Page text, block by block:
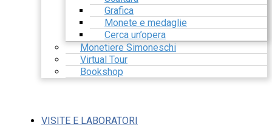
Grafica
Monete e medaglie
Cerca un’opera
Monetiere Simoneschi
Virtual Tour
Bookshop
VISITE E LABORATORI